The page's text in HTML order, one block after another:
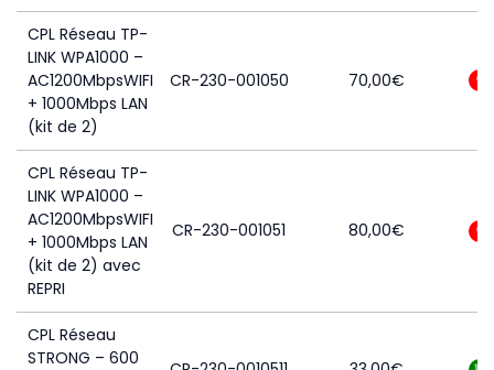
CPL Réseau TP-
LINK WPA1000 –
AC1200MbpsWIFI
+ 1000Mbps LAN
(kit de 2)
CR-230-001050 70,00€ 0
CPL Réseau TP-
LINK WPA1000 –
AC1200MbpsWIFI
+ 1000Mbps LAN
(kit de 2) avec
REPRI
CR-230-001051 80,00€ 0
CPL Réseau
STRONG – 600